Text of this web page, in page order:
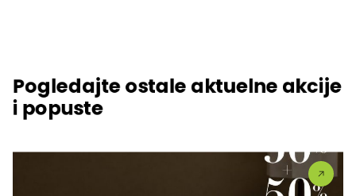
Pogledajte ostale aktuelne akcije
i popuste